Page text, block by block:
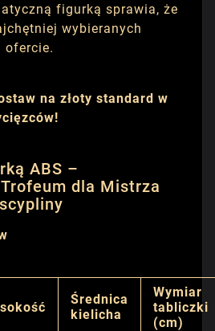
figurką sprawia, że
wybieranych
ofercie.
na złoty standard w
ABS –
dla Mistrza
Średnica
kielicha
Wymiar
tabliczki
(cm)